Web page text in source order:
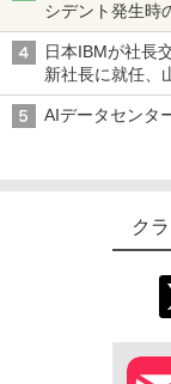
シデント発生時
ラムを提供
日本IBMが社長
新社長に就任、
AIデータセンタ
ク